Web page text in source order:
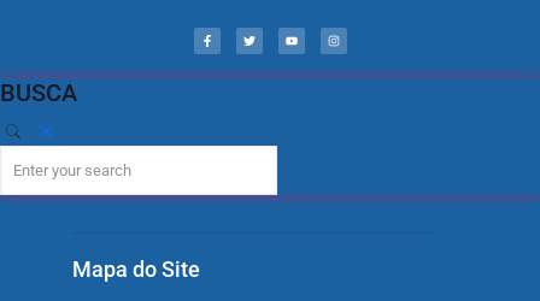
BUSCA
Mapa do Site